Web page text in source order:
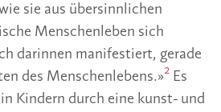
sie aus übersinnlichen
Menschenleben sich
darinnen manifestiert, gerade
des Menschenlebens.»2 Es
Kindern durch eine kunst- und